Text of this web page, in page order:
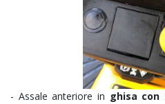
- Assale anteriore in ghisa